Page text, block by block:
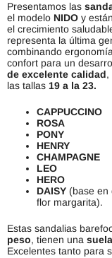
Presentamos las
el modelo NIDO y
el crecimiento
representa la última
combinando
confort para un
de excelente calidad,
las tallas 19 a la 23.
CAPPUCCINO
ROSA
PONY
HENRY
CHAMPAGNE
LEO
HERO
DAISY (base en
flor margarita).
Estas sandalias
peso, tienen una
Excelentes tanto para